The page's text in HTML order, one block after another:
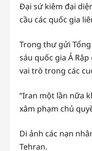
Đại sứ kiêm đại
cầu các quốc gia
Trong thư gửi
sáu quốc gia Ả
vai trò trong các
“Iran một lần nữa
xâm phạm chủ
Di ảnh các nạn
Tehran.